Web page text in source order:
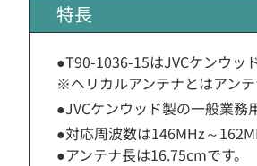
特長
●T90-1036-15はJVCケンウッ
※ヘリカルアンテナとはアン
●JVCケンウッド製の一般業務
●対応周波数は146MHz～
●アンテナ長は16.75cmです。